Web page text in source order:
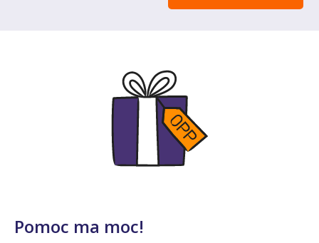
Pomoc ma moc!